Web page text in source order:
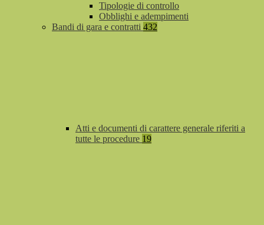
Tipologie di controllo
Obblighi e adempimenti
Bandi di gara e contratti 432
Atti e documenti di carattere generale riferiti a
tutte le procedure 19